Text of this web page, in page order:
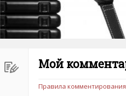
Мой
Чтобы ваш комментарий
Правила комментирования